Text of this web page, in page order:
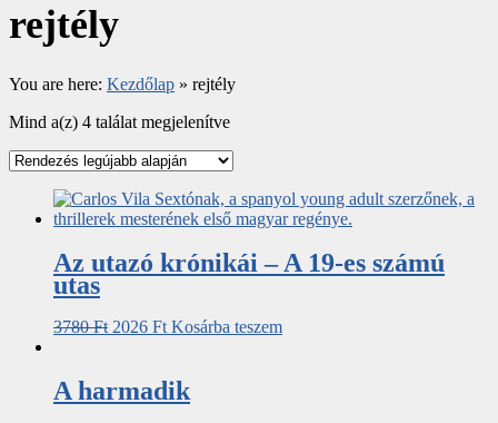
rejtély
You are here: Kezdőlap » rejtély
Mind a(z) 4 találat megjelenítve
Az utazó krónikái – A 19-es számú
utas
3780Ft 2026 Ft Kosárba teszem
A harmadik